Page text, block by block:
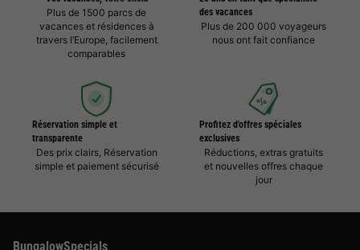
Plus de 1500 parcs de
vacances et résidences à
travers l’Europe, facilement
comparables
des vacances
Plus de 200 000 voyageurs
nous ont fait confiance
Réservation simple et
transparente
Des prix clairs, Réservation
simple et paiement sécurisé
Profitez d'offres spéciales
exclusives
Réductions, extras gratuits
et nouvelles offres chaque
jour
BungalowSpecials